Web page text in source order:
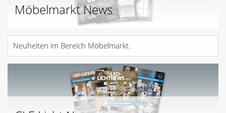
Möbelmarkt News
Neuheiten im Bereich Möbelmarkt.